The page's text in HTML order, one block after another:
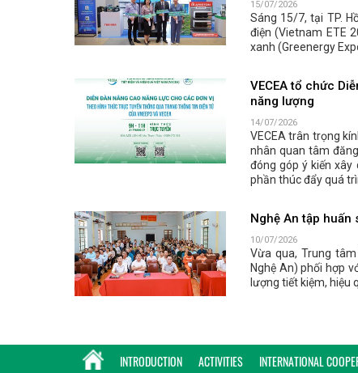
15/07/2026
Sáng 15/7, tại TP.
điện (Vietnam ETE
xanh (Greenergy
VECEA tổ chức
năng lượng
14/07/2026
VECEA trân trọng
nhân quan tâm
đóng góp ý kiến
phần thúc đẩy quá
Nghệ An tập huấn
10/07/2026
Vừa qua, Trung
Nghệ An) phối hợp
lượng tiết kiệm, hiệu
INTRODUCTION ACTIVITIES INTERNATIONAL